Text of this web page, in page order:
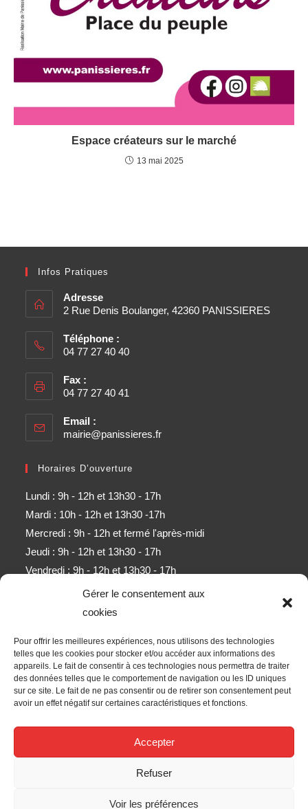
Gérer le consentement aux
cookies
Pour offrir les meilleures expériences, nous utilisons des technologies
telles que les cookies pour stocker et/ou accéder aux informations des
appareils. Le fait de consentir à ces technologies nous permettra de traiter
des données telles que le comportement de navigation ou les ID uniques
sur ce site. Le fait de ne pas consentir ou de retirer son consentement peut
avoir un effet négatif sur certaines caractéristiques et fonctions.
Accepter
Refuser
Voir les préférences
Espace créateurs sur le marché
13 mai 2025
Infos Pratiques
Adresse
2 Rue Denis Boulanger, 42360 PANISSIERES
Téléphone :
04 77 27 40 40
Fax :
04 77 27 40 41
Email :
mairie@panissieres.fr
Horaires D’ouverture
Lundi : 9h - 12h et 13h30 - 17h
Mardi : 10h - 12h et 13h30 -17h
Mercredi : 9h - 12h et fermé l'après-midi
Jeudi : 9h - 12h et 13h30 - 17h
Vendredi : 9h - 12h et 13h30 - 17h
Samedi : 9h - 11h (sauf mois d'août)
Obtenez l’ensemble des derniers contenus par e-mail.
ALLER